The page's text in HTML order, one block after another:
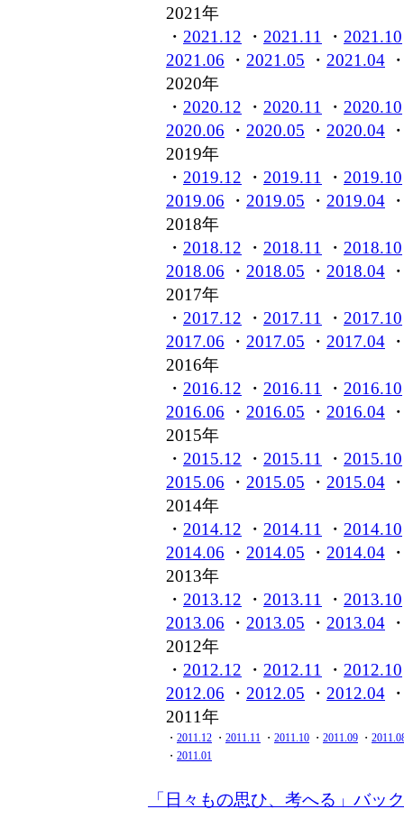
2021年
・ 2021.12 ・ 2021.11 ・ 2021.10
2021.06 ・ 2021.05 ・ 2021.04
2020年
・ 2020.12 ・ 2020.11 ・ 2020.10
2020.06 ・ 2020.05 ・ 2020.04
2019年
・ 2019.12 ・ 2019.11 ・ 2019.10
2019.06 ・ 2019.05 ・ 2019.04
2018年
・ 2018.12 ・ 2018.11 ・ 2018.10
2018.06 ・ 2018.05 ・ 2018.04
2017年
・ 2017.12 ・ 2017.11 ・ 2017.10
2017.06 ・ 2017.05 ・ 2017.04
2016年
・ 2016.12 ・ 2016.11 ・ 2016.10
2016.06 ・ 2016.05 ・ 2016.04
2015年
・ 2015.12 ・ 2015.11 ・ 2015.10
2015.06 ・ 2015.05 ・ 2015.04
2014年
・ 2014.12 ・ 2014.11 ・ 2014.10
2014.06 ・ 2014.05 ・ 2014.04
2013年
・ 2013.12 ・ 2013.11 ・ 2013.10
2013.06 ・ 2013.05 ・ 2013.04
2012年
・ 2012.12 ・ 2012.11 ・ 2012.10
2012.06 ・ 2012.05 ・ 2012.04
2011年
・ 2011.12 ・ 2011.11 ・ 2011.10 ・ 2011.09 ・
・ 2011.01
「日々もの思ひ、考へる」バッ